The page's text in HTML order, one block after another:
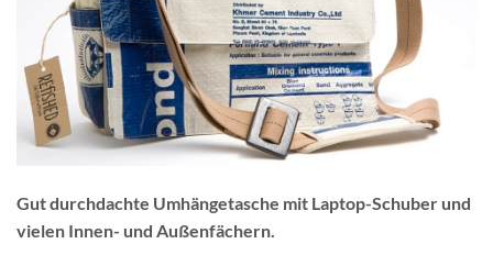
Gut durchdachte Umhängetasche mit Laptop-Schuber und
vielen Innen- und Außenfächern.